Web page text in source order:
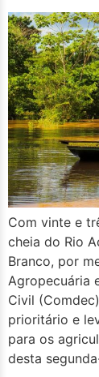
Com vinte e
cheia do Rio
Branco, por
Agropecuária
Civil
prioritário e
para os
desta